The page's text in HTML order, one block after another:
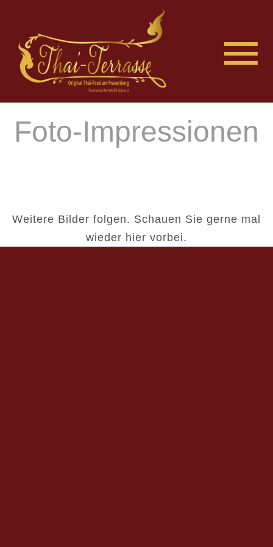
Foto-Impressionen
Weitere Bilder folgen. Schauen Sie gerne mal
wieder hier vorbei.